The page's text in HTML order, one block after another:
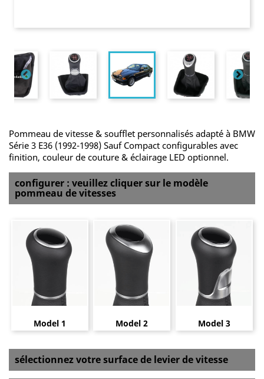
Pommeau de vitesse & soufflet personnalisés adapté à BMW
Série 3 E36 (1992-1998) Sauf Compact configurables avec
finition, couleur de couture & éclairage LED optionnel.
configurer : veuillez cliquer sur le modèle
pommeau de vitesses
Model 1 Model 2 Model 3
sélectionnez votre surface de levier de vitesse